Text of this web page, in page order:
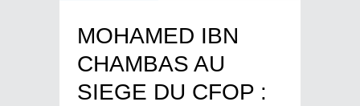
MOHAMED IBN
CHAMBAS AU
SIEGE DU CFOP :